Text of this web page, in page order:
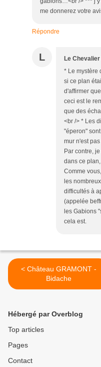
me donnerez votre
Répondre
L Le
* Le mystère
si ce plan
d'affirmer
ceci est le
que des
<br /> * Les
"éperon"
mur n'est
Par contre,
dans ce
Comme
les
difficultés à
(appelée
les Gabions
cela est.
< Château GRAMONT -
Bidache
Hébergé par Overblog
Top articles
Pages
Contact